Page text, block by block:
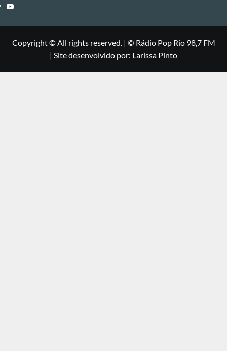
Youtube
Copyright © All rights reserved. | ©Rádio Pop Rio 98,7 FM
| Site desenvolvido por: Larissa Pinto